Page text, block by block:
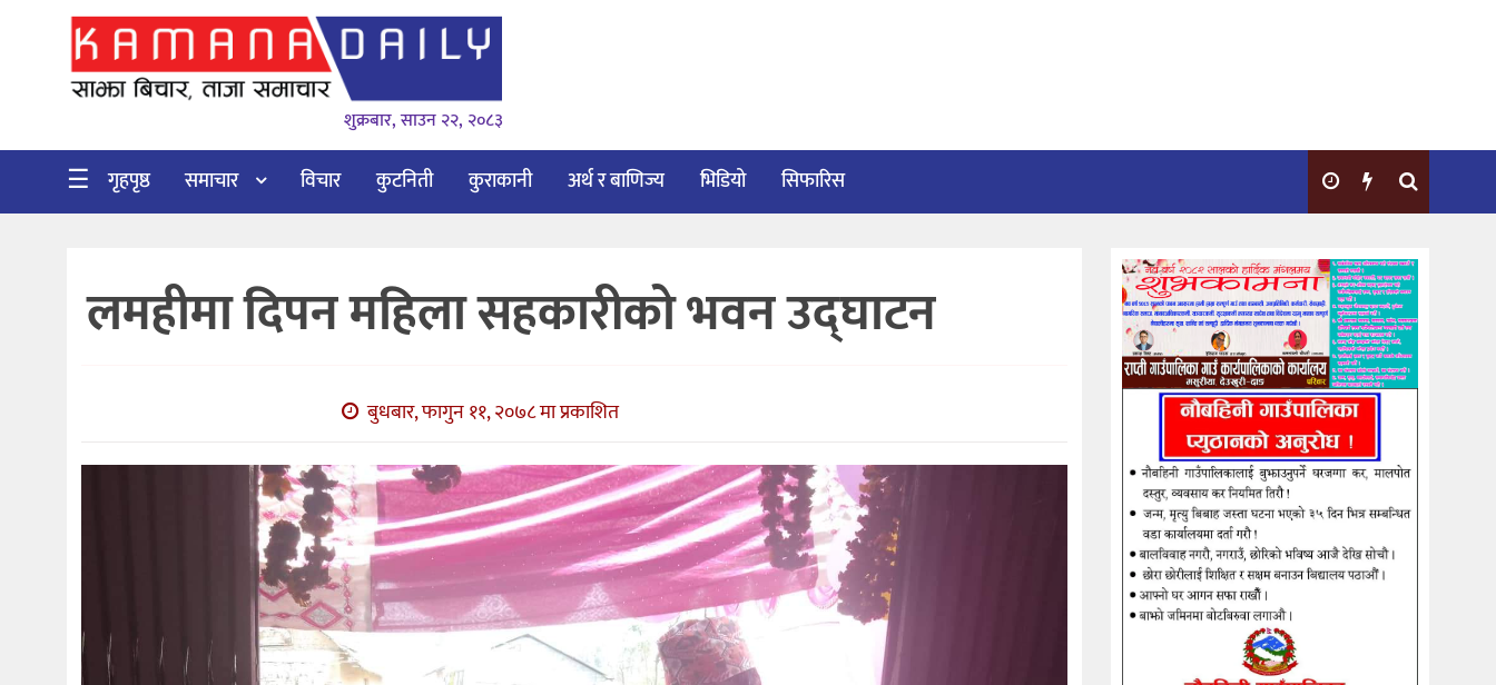
गृहपृष्ठ
विचार
कुटनिती
सिफारिस
शुक्रबार, साउन २२, २०८३
☰ गृहपृष्ठ समाचार विचार कुटनिती कुराकानी अर्थ र बाणिज्य भिडियो सिफारिस
लमहीमा दिपन महिला सहकारीको भवन उद्घाटन
बुधबार, फागुन ११, २०७८ मा प्रकाशित